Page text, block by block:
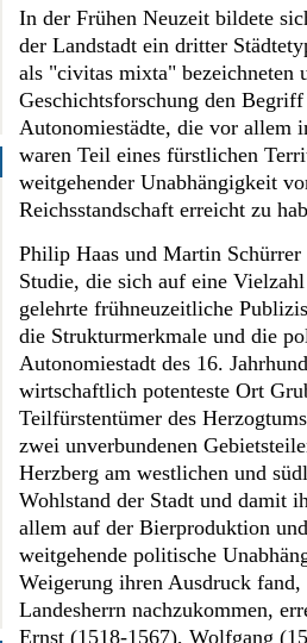
In der Frühen Neuzeit bildete
der Landstadt ein dritter
als "civitas mixta" bezeichneten
Geschichtsforschung den
Autonomiestädte, die vor allem
waren Teil eines fürstlichen
weitgehender Unabhängigkeit
Reichsstandschaft erreicht zu
Philip Haas und Martin
Studie, die sich auf eine
gelehrte frühneuzeitliche
die Strukturmerkmale und die
Autonomiestadt des 16.
wirtschaftlich potenteste Ort
Teilfürstentümer des
zwei unverbundenen
Herzberg am westlichen und
Wohlstand der Stadt und damit
allem auf der Bierproduktion
weitgehende politische
Weigerung ihren Ausdruck
Landesherrn nachzukommen,
Ernst (1518-1567), Wolfgang